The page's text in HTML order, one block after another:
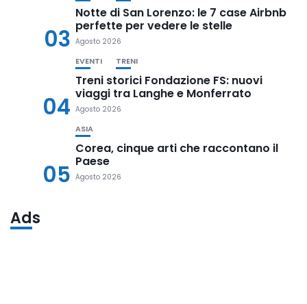
03
Notte di San Lorenzo: le 7 case Airbnb
perfette per vedere le stelle
Agosto 2026
04
EVENTI TRENI
Treni storici Fondazione FS: nuovi
viaggi tra Langhe e Monferrato
Agosto 2026
05
ASIA
Corea, cinque arti che raccontano il
Paese
Agosto 2026
Ads